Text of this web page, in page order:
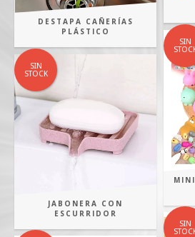
DESTAPA CAÑERÍAS
PLÁSTICO
SIN
STOCK
JABONERA CON
ESCURRIDOR
SIN
SIN